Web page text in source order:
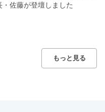
佐藤が登壇しました
もっと見る